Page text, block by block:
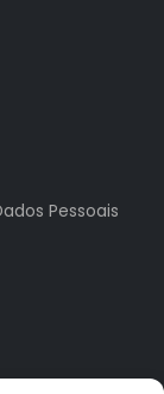
Pessoais